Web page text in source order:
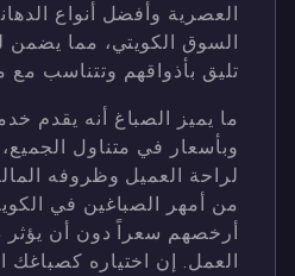
العصرية وأفضل أنواع
السوق الكويتي، مما يضمن
تليق بأذواقهم وتتناسب مع
ما يميز الصباغ أنه يقدم
وبأسعار في متناول
لراحة العميل وظروفه
من أمهر الصباغين في
أرخصهم سعراً دون أن
العمل. إن اختياره